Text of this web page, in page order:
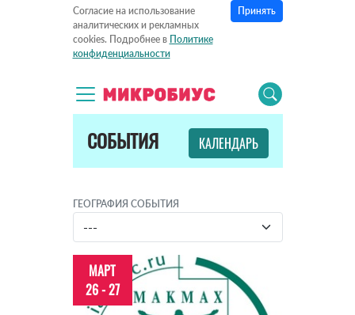
Согласие на использование
аналитических и рекламных
cookies. Подробнее в Политике
конфиденциальности
Принять
СОБЫТИЯ КАЛЕНДАРЬ
ГЕОГРАФИЯ СОБЫТИЯ
МАРТ
26 - 27